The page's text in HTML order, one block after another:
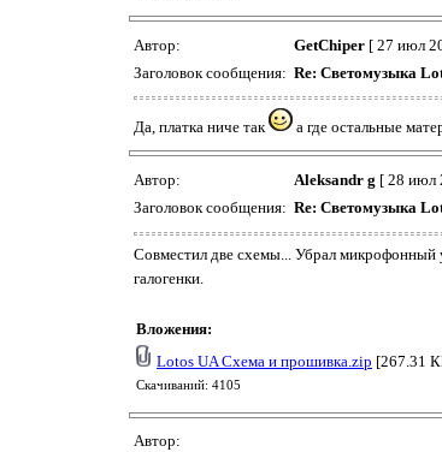
Автор: GetChiper [ 27 июл
Заголовок сообщения: Re: Светомузыка
Да, платка ниче так а где остальные
Автор: Aleksandr g [ 28 июл
Заголовок сообщения: Re: Светомузыка
Совместил две схемы... Убрал микрофонный
галогенки.
Вложения:
Lotos UA Схема и прошивка.zip [267.31
Скачиваний: 4105
Автор: